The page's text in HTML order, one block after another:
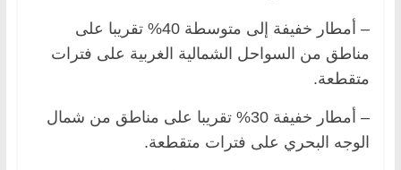
– أمطار خفيفة إلى متوسطة 40% تقريبا على
مناطق من السواحل الشمالية الغربية على فترات
متقطعة.
– أمطار خفيفة 30% تقريبا على مناطق من شمال
الوجه البحري على فترات متقطعة.